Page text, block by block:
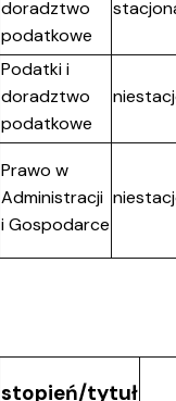
doradztwo
podatkowe
Podatki i
doradztwo
podatkowe
Prawo w
Administracji
i Gospodarce
stopień/tytuł